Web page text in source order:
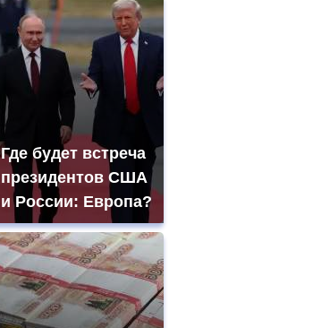
Где будет встреча
президентов США
и России: Европа?